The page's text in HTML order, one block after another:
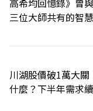
高希均回憶錄》曾
三位大師共有的智
川湖股價破1萬大
什麼？下半年需求